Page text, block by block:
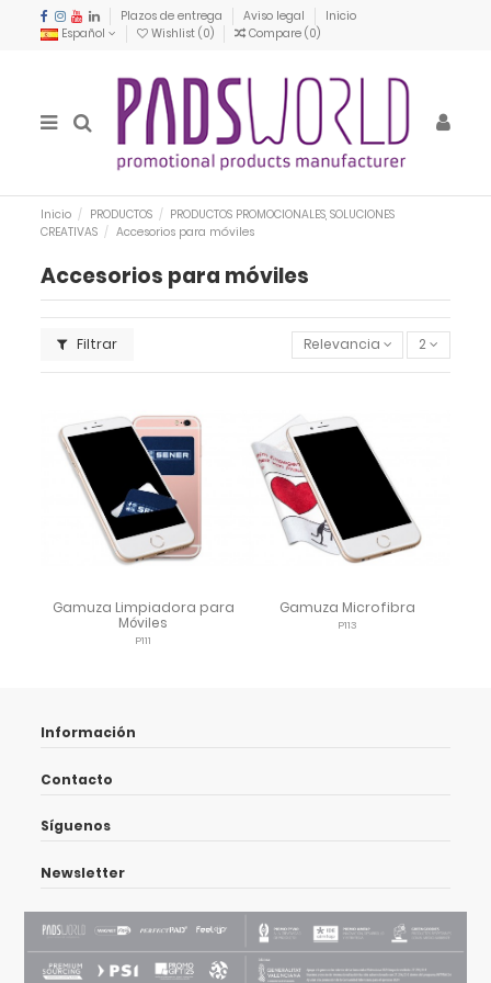
Plazos de entrega Aviso legal
Inicio
Español
Wishlist (0) Compare (0)
Inicio PRODUCTOS
PRODUCTOS PROMOCIONALES, SOLUCIONES
CREATIVAS
Accesorios para móviles
Accesorios para móviles
Filtrar Relevancia 2
Gamuza Limpiadora para
Móviles
P111
Gamuza Microfibra
P113
Información
Contacto
Síguenos
Newsletter